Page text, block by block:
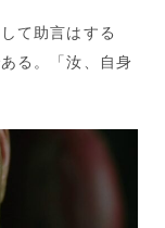
て助言はする
る。「汝、自身